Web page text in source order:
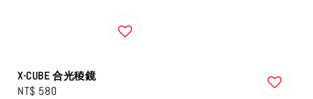
X-CUBE 合光稜鏡
Regular
NT$ 580